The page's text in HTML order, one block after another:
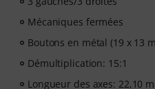
Mécaniques fermées
Boutons en métal (19 x 13
Démultiplication: 15:1
Longueur des axes: 22,10